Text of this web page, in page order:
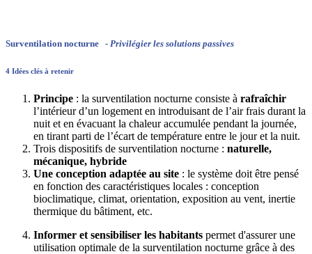
Surventilation nocturne - Privilégier les solutions passives
4 Idées clés à retenir
Principe : la surventilation nocturne consiste à rafraîchir
l’intérieur d’un logement en introduisant de l’air frais durant la
nuit et en évacuant la chaleur accumulée pendant la journée,
en tirant parti de l’écart de température entre le jour et la nuit.
Trois dispositifs de surventilation nocturne : naturelle,
mécanique, hybride
Une conception adaptée au site : le système doit être pensé
en fonction des caractéristiques locales : conception
bioclimatique, climat, orientation, exposition au vent, inertie
thermique du bâtiment, etc.
Informer et sensibiliser les habitants permet d'assurer une
utilisation optimale de la surventilation nocturne grâce à des